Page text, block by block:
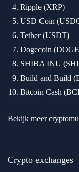
Ripple (XRP)
USD Coin
Tether (USDT)
Dogecoin
SHIBA INU
Build and Build
Bitcoin Cash
Bekijk meer
Crypto exchanges